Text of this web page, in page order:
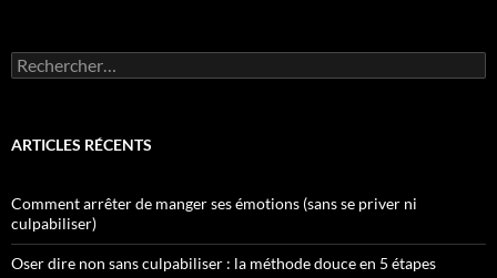
Rechercher :
ARTICLES RÉCENTS
Comment arrêter de manger ses émotions (sans se priver ni
culpabiliser)
Oser dire non sans culpabiliser : la méthode douce en 5 étapes